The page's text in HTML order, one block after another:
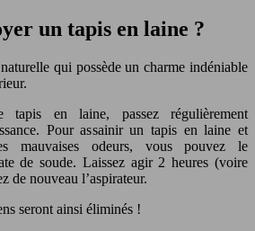
un tapis en laine ?
qui possède un charme indéniable
tapis en laine, passez régulièrement
Pour assainir un tapis en laine et
mauvaises odeurs, vous pouvez le
de soude. Laissez agir 2 heures (voire
de nouveau l’aspirateur.
seront ainsi éliminés !